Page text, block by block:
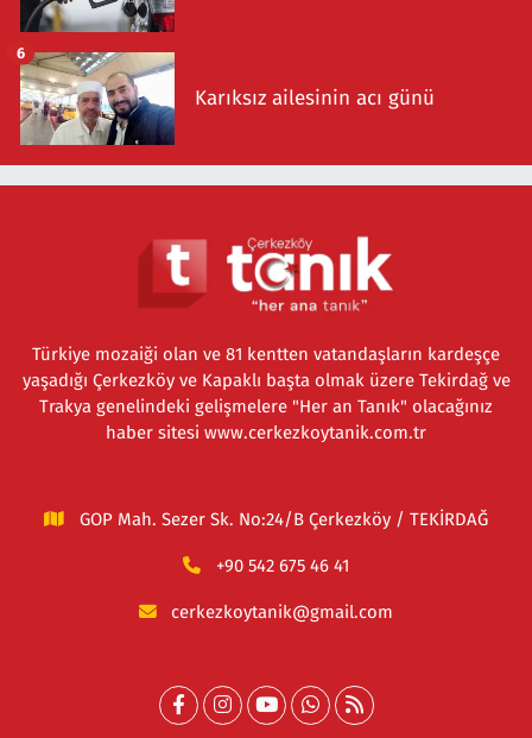
Karıksız ailesinin acı günü
6
Türkiye mozaiği olan ve 81 kentten vatandaşların kardeşçe
yaşadığı Çerkezköy ve Kapaklı başta olmak üzere Tekirdağ ve
Trakya genelindeki gelişmelere "Her an Tanık" olacağınız
haber sitesi www.cerkezkoytanik.com.tr
GOP Mah. Sezer Sk. No:24/B Çerkezköy / TEKİRDAĞ
+90 542 675 46 41
cerkezkoytanik@gmail.com